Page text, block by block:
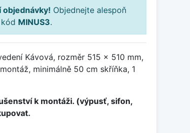
objednávky! Objednejte alespoň
MINUS3.
Kávová, rozměr 515 x 510 mm,
minimálně 50 cm skříňka, 1
k montáži. (výpusť, sifon,